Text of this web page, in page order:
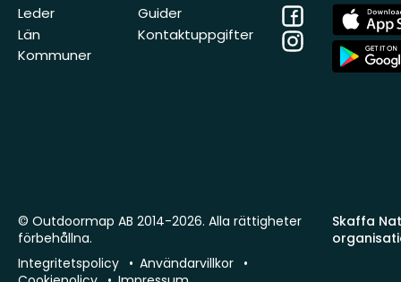
Leder
Län
Kommuner
Guider
Kontaktuppgifter
Facebook
Instagram
App
Store
App
Store
Skaffa
© Outdoormap AB 2014-2026. Alla rättigheter
förbehållna.
Integritetspolicy
Användarvillkor